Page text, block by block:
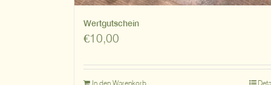
Wertgutschein
€10,00
In den Warenkorb